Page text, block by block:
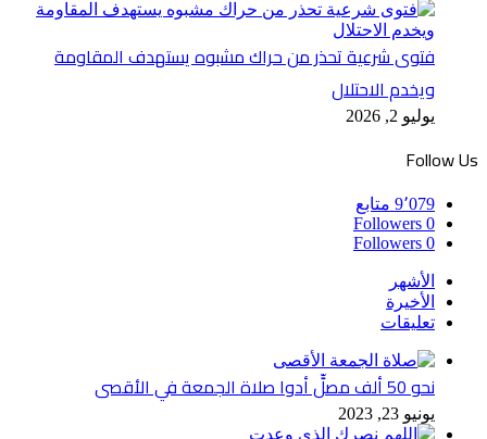
فتوى شرعية تحذر من حراك مشبوه يستهدف المقاومة
ويخدم الاحتلال
يوليو 2, 2026
Follow Us
9٬079 متابع
0
Followers
0
Followers
الأشهر
الأخيرة
تعليقات
نحو 50 ألف مصلٍّ أدوا صلاة الجمعة في الأقصى
يونيو 23, 2023